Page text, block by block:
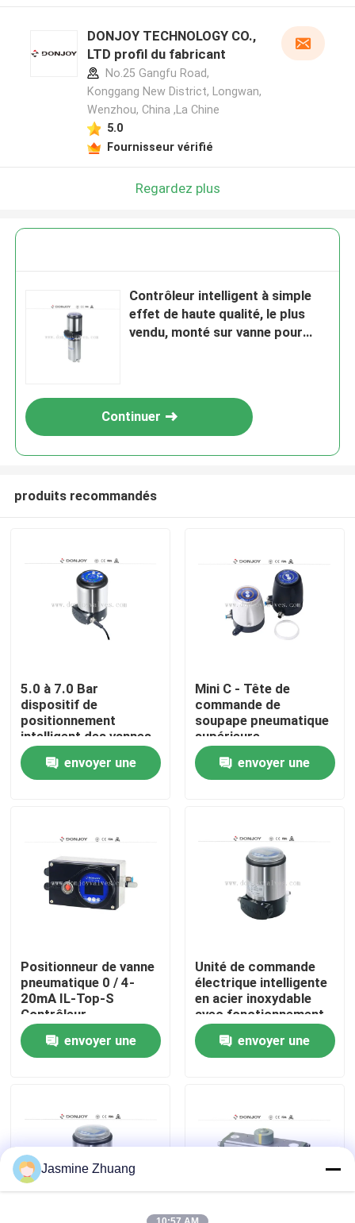
À la maison
vidéos
À propos de nous
Visite de l'usine
Contrôle de la qualité
Nouvelles
Demandez un devis
Soupape à diaphragme sanitaire
DONJOY TECHNOLOGY CO.,
LTD profil du fabricant
No.25 Gangfu Road,
Konggang New District, Longwan,
Wenzhou, China ,La Chine
5.0
Fournisseur vérifié
Regardez plus
Contrôleur intelligent à simple
effet de haute qualité, le plus
vendu, monté sur vanne pour
Continuer
produits recommandés
5.0 à 7.0 Bar
dispositif de
positionnement
intelligent des vannes
envoyer une
Mini C - Tête de
commande de
soupape pneumatique
supérieure
envoyer une
Positionneur de vanne
pneumatique 0 / 4-
20mA IL-Top-S
Contrôleur
envoyer une
Unité de commande
électrique intelligente
en acier inoxydable
avec fonctionnement
manuel
envoyer une
Jasmine Zhuang